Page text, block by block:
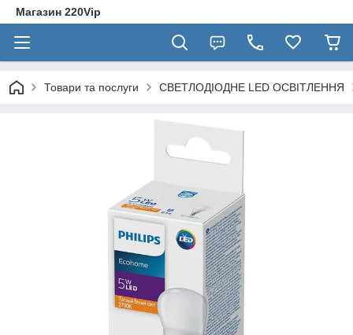
Магазин 220Vip
Товари та послуги СВЕТЛОДІОДНЕ LED ОСВІТЛЕННЯ